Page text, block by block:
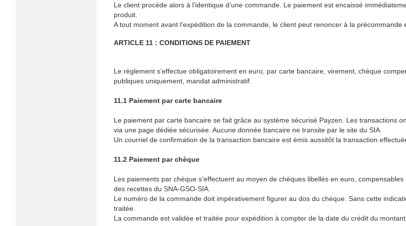
Le client procède alors à l’identique d’une commande. Le paiement est encaissé
produit.
A tout moment avant l’expédition de la commande, le client peut renoncer à la
ARTICLE 11 : CONDITIONS DE PAIEMENT
Le règlement s’effectue obligatoirement en euro, par carte bancaire, virement, chèque
publiques uniquement, mandat administratif.
11.1 Paiement par carte bancaire
Le paiement par carte bancaire se fait grâce au système sécurisé Payzen. Les transactions
via une page dédiée sécurisée. Aucune donnée bancaire ne transite par le site du SIA.
Un courriel de confirmation de la transaction bancaire est émis aussitôt la transaction
11.2 Paiement par chèque
Les paiements par chèque s’effectuent au moyen de chèques libellés en euro,
des recettes du SNA-GSO-SIA.
Le numéro de la commande doit impérativement figurer au dos du chèque. Sans cette
traitée.
La commande est validée et traitée pour expédition à compter de la date du crédit du